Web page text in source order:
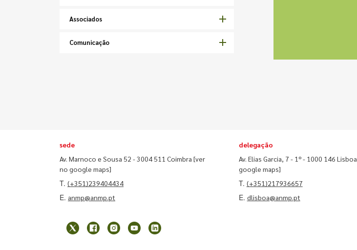
Associados
Comunicação
sede
Av. Marnoco e Sousa 52 - 3004 511 Coimbra [ver
no google maps]
T. (+351)239404434
E. anmp@anmp.pt
delegação
Av. Elias Garcia, 7 - 1º - 1000 146 Lisboa
google maps]
T. (+351)217936657
E. dlisboa@anmp.pt